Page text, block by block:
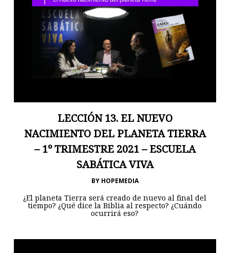
LECCIÓN 13. EL NUEVO
NACIMIENTO DEL PLANETA TIERRA
– 1º TRIMESTRE 2021 – ESCUELA
SABÁTICA VIVA
BY HOPEMEDIA
¿El planeta Tierra será creado de nuevo al final del
tiempo? ¿Qué dice la Biblia al respecto? ¿Cuándo
ocurrirá eso?